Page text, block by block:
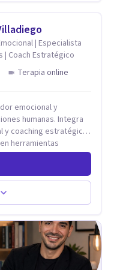
| Especialista
| Coach Estratégico
Terapia online
emocional y
humanas. Integra
y coaching estratégico
herramientas
las personas viven,
y líderes en
Su trabajo se
relaciones de pareja, la
basadas en evidencia
habilidades
Como